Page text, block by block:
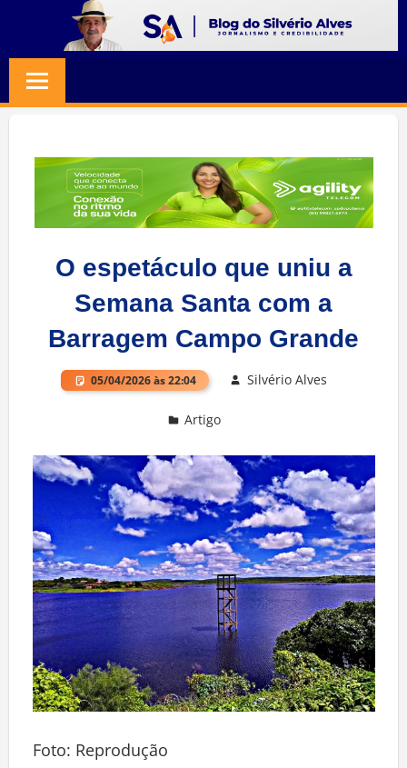
content
SILVERIO
ALVES
Jornalismo
Credibilidade
O espetáculo que uniu a
Semana Santa com a
Barragem Campo Grande
05/04/2026 às 22:04 Silvério Alves
Artigo
Foto: Reprodução